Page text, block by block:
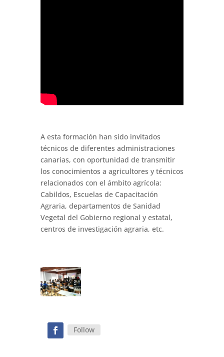
A esta formación han sido invitados
técnicos de diferentes administraciones
canarias, con oportunidad de transmitir
los conocimientos a agricultores y técnicos
relacionados con el ámbito agrícola:
Cabildos, Escuelas de Capacitación
Agraria, departamentos de Sanidad
Vegetal del Gobierno regional y estatal,
centros de investigación agraria, etc.
Follow